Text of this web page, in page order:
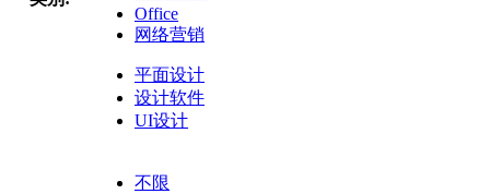
Office
网络营销
平面设计
设计软件
UI设计
不限